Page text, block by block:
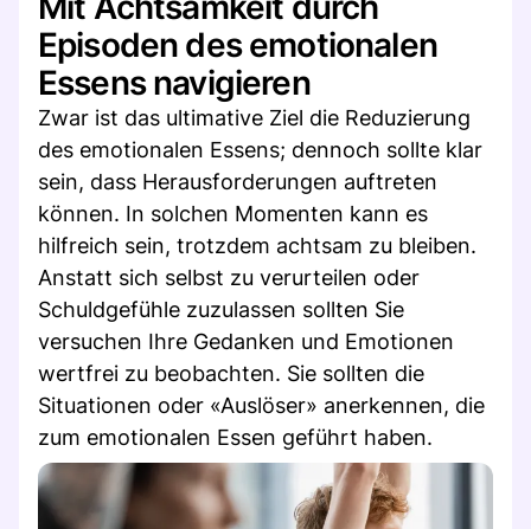
Episoden des emotionalen
Essens navigieren
Zwar ist das ultimative Ziel die Reduzierung
des emotionalen Essens; dennoch sollte klar
sein, dass Herausforderungen auftreten
können. In solchen Momenten kann es
hilfreich sein, trotzdem achtsam zu bleiben.
Anstatt sich selbst zu verurteilen oder
Schuldgefühle zuzulassen sollten Sie
versuchen Ihre Gedanken und Emotionen
wertfrei zu beobachten. Sie sollten die
Situationen oder «Auslöser» anerkennen, die
zum emotionalen Essen geführt haben.